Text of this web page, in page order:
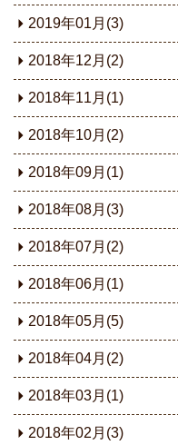
2019年01月(3)
2018年12月(2)
2018年11月(1)
2018年10月(2)
2018年09月(1)
2018年08月(3)
2018年07月(2)
2018年06月(1)
2018年05月(5)
2018年04月(2)
2018年03月(1)
2018年02月(3)